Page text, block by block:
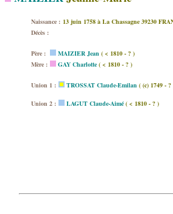
Naissance : 13 juin 1758 à La Chassagne 39230
Décès :
Père : MAIZIER Jean ( < 1810 - ? )
Mère :
GAY Charlotte ( < 1810 - ? )
Union 1 : TROSSAT Claude-Emilan ( (c) 1749 - ?
Union 2 : LAGUT Claude-Aimé ( < 1810 - ? )